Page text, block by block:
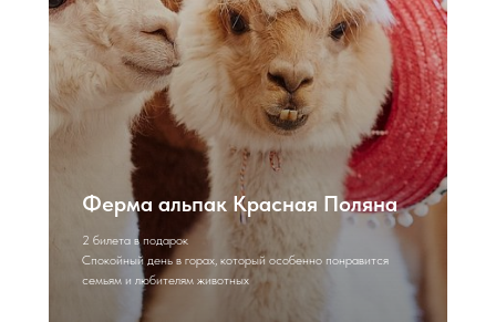
Ферма альпак Красная Поляна
2 билета в подарок
Спокойный день в горах, который особенно понравится
семьям и любителям животных
куда хочется уехать уже в
ближайшие выходные